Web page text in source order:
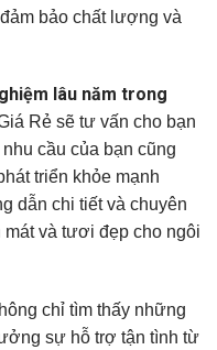
bảo chất lượng và
lâu năm trong
Rẻ sẽ tư vấn cho bạn
cầu của bạn cũng
triển khỏe mạnh
dẫn chi tiết và chuyên
mát và tươi đẹp cho ngôi
chỉ tìm thấy những
sự hỗ trợ tận tình từ